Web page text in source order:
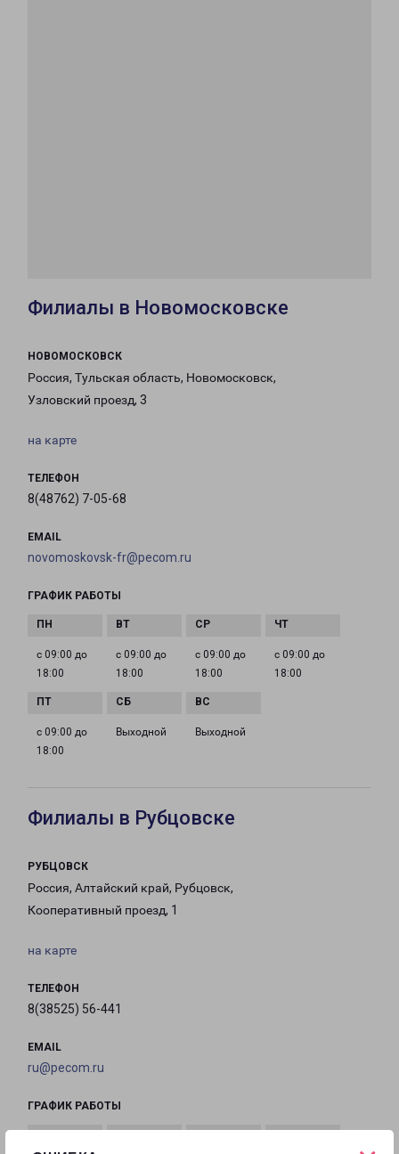
Филиалы в Новомосковске
НОВОМОСКОВСК
Россия, Тульская область, Новомосковск,
Узловский проезд, 3
на карте
ТЕЛЕФОН
8(48762) 7-05-68
EMAIL
novomoskovsk-fr@pecom.ru
ГРАФИК РАБОТЫ
с 09:00 до
18:00
с 09:00 до
18:00
с 09:00 до
18:00
с 09:00 до
18:00
с 09:00 до
18:00
Выходной Выходной
Филиалы в Рубцовске
РУБЦОВСК
Россия, Алтайский край, Рубцовск,
Кооперативный проезд, 1
на карте
ТЕЛЕФОН
8(38525) 56-441
EMAIL
ru@pecom.ru
ГРАФИК РАБОТЫ